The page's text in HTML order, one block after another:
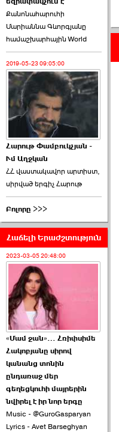
Ռուբեն Ռուբինյանը ›››
2026-06-23 21:28:00
«Ժողովուրդ»-ը
հերթական ›››
2026-06-21 23:00:00
armlur.ՔՊ-ի ներսում
սպասում են ›››
2026-06-10 22:55:00
Ուշքի չենք գալիս այն
խայտառակ ›››
2026-06-09 15:05:00
Քանոնահարուհի
Մարիաննա Գևորգյանը
համաշխարհային World
2019-05-23 09:05:00
Հարութ Փամբուկչյան -
Ւմ Աղջկան
ՀՀ վաստակավոր արտիստ,
սիրված երգիչ Հարութ
Բոլորը >>>
Հաճելի Երաժշտություն
2023-03-05 20:48:00
«Մամ ջան»… Հռիփսիմե
Հակոբյանը սիրով
կանանց տոնին
ընդառաջ մեր
գեղեցկուհի մայրերին
նվիրել է իր նոր երգը
Music - @GuroGasparyan
Lyrics - Avet Barseghyan